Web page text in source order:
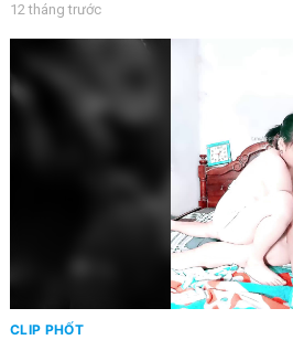
12 tháng trước
CLIP PHỐT